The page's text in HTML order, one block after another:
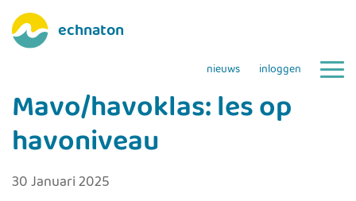
echnaton
nieuws inloggen
Mavo/havoklas: les op
havoniveau
30 Januari 2025